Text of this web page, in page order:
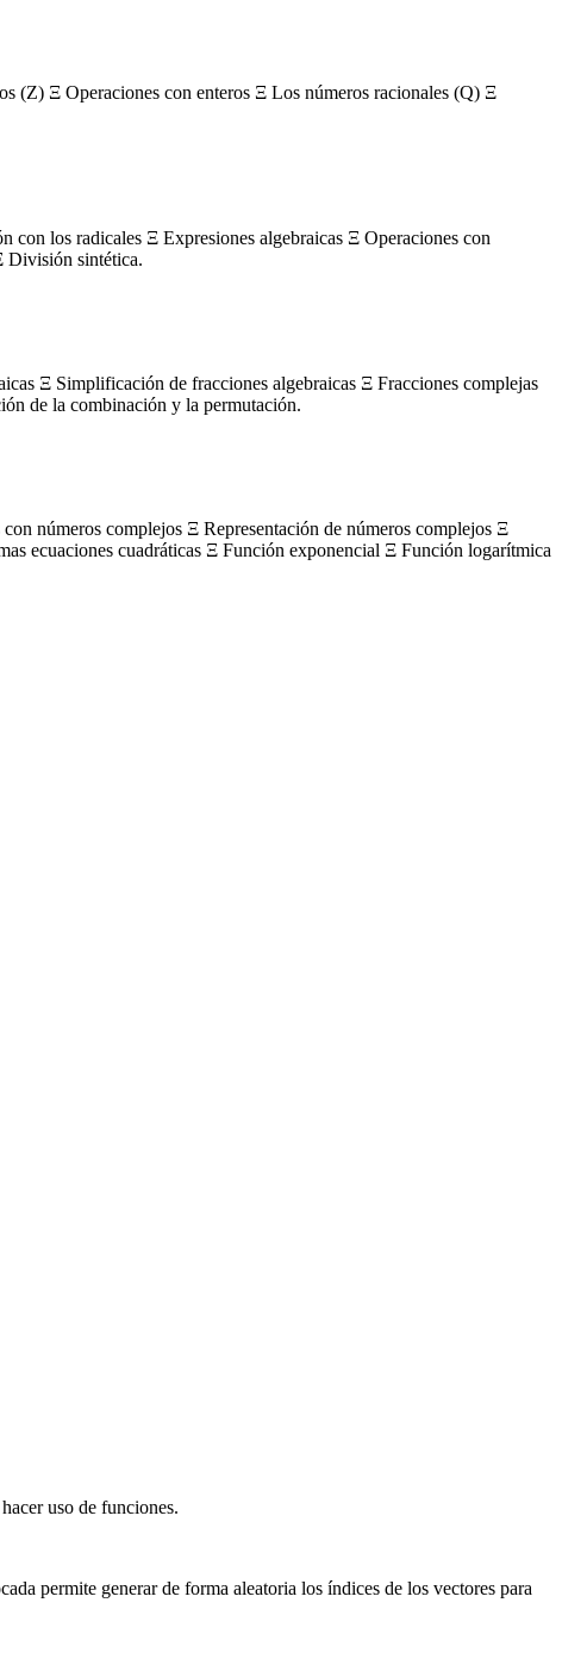
(Z) Ξ Operaciones con enteros Ξ Los números racionales (Q) Ξ
los radicales Ξ Expresiones algebraicas Ξ Operaciones con
División sintética.
Ξ Simplificación de fracciones algebraicas Ξ Fracciones complejas
de la combinación y la permutación.
números complejos Ξ Representación de números complejos Ξ
ecuaciones cuadráticas Ξ Función exponencial Ξ Función logarítmica
uso de funciones.
permite generar de forma aleatoria los índices de los vectores para